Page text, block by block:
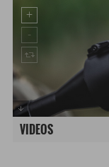
VIDEOS